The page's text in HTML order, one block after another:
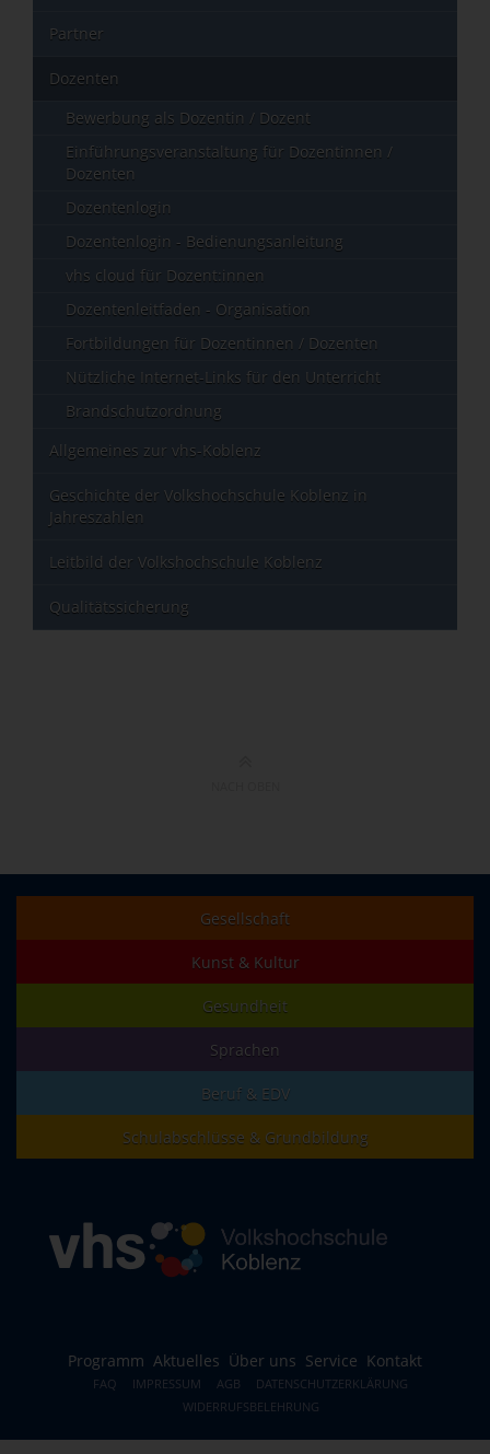
Partner
Dozenten
Bewerbung als Dozentin / Dozent
Einführungsveranstaltung für Dozentinnen /
Dozenten
Dozentenlogin
Dozentenlogin - Bedienungsanleitung
vhs cloud für Dozent:innen
Dozentenleitfaden - Organisation
Fortbildungen für Dozentinnen / Dozenten
Nützliche Internet-Links für den Unterricht
Brandschutzordnung
Allgemeines zur vhs-Koblenz
Geschichte der Volkshochschule Koblenz in
Jahreszahlen
Leitbild der Volkshochschule Koblenz
Qualitätssicherung
Gesellschaft
Kunst & Kultur
Gesundheit
Sprachen
Beruf & EDV
Schulabschlüsse & Grundbildung
Programm Aktuelles Über uns Service Kontakt
FAQ IMPRESSUM AGB
DATENSCHUTZERKLÄRUNG
WIDERRUFSBELEHRUNG